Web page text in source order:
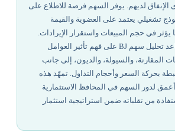
لديهم. يوفر السهم فرصة للاطلاع على
تشغيلي يعتمد على العضوية والقيمة
يؤثر في حجم المبيعات واستقرار الإيرادات.
في هذا السياق، يساعد تحليل سهم BJ على فهم تأثير العوامل
المقارنة، والسيولة، والديون، إلى جانب
بحركة السعر وأحجام التداول. تمهّد هذه
أعمق لدور السهم في المحافظ الاستثمارية
من تقلباته ضمن استراتيجية استثمار